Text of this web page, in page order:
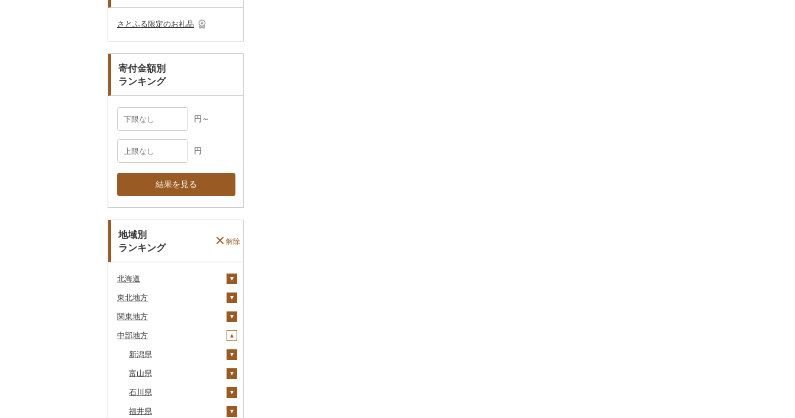
その他のゴルフプレー
その他食器
ペット用品
その他雑貨
その他アクセサリー
マフラー・手袋
さとふる限定のお礼品
寄付金額別
ランキング
円～
円
結果を見る
地域別
ランキング
解除
北海道
安平町
八雲町
鹿部町
江差町
白老町
せたな町
旭川市
東北地方
青森県
十和田市
大鰐町
南部町
五戸町
藤崎町
岩手県
宮古市
軽米町
岩手町
矢巾町
宮城県
柴田町
色麻町
丸森町
秋田県
大潟村
横手市
山形県
村山市
福島県
関東地方
茨城県
土浦市
取手市
つくば市
稲敷市
栃木県
那須塩原市
市貝町
塩谷町
群馬県
榛東村
下仁田町
埼玉県
春日部市
千葉県
中部地方
新潟県
十日町市
弥彦村
阿賀町
富山県
射水市
氷見市
石川県
羽咋市
福井県